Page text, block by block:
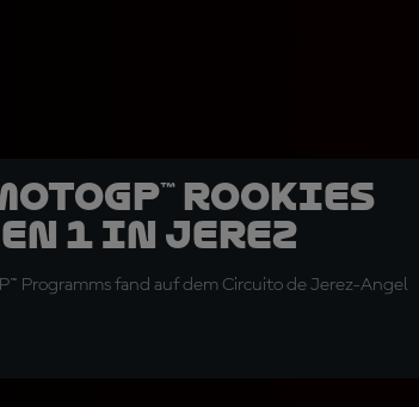
Rookies
1 in Jerez
Programms fand auf dem Circuito de Jerez-Angel